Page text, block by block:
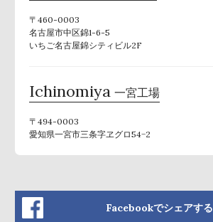
〒460-0003
名古屋市中区錦1-6-5
いちご名古屋錦シティビル2F
Ichinomiya 一宮工場
〒494-0003
愛知県一宮市三条字ヱグロ54−2
Facebookでシェアする